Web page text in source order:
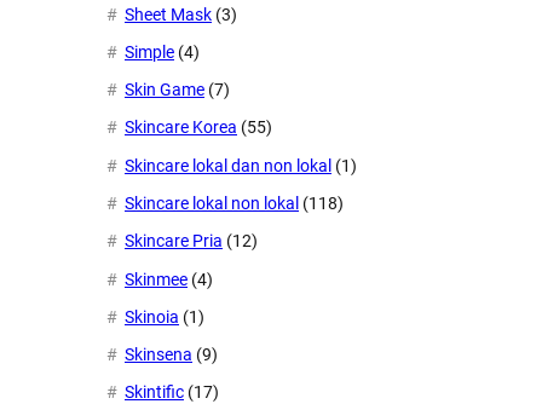
Sheet Mask (3)
Simple (4)
Skin Game (7)
Skincare Korea (55)
Skincare lokal dan non lokal (1)
Skincare lokal non lokal (118)
Skincare Pria (12)
Skinmee (4)
Skinoia (1)
Skinsena (9)
Skintific (17)